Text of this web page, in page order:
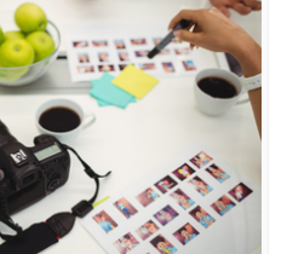
Thị trường
Giá vàng
Tiêu dùng
Tỷ giá
Chứng khoán
Giá cà phê